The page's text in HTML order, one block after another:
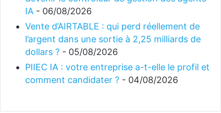
IA - 06/08/2026
Vente d’AIRTABLE : qui perd réellement de
l’argent dans une sortie à 2,25 milliards de
dollars ? - 05/08/2026
PIIEC IA : votre entreprise a-t-elle le profil et
comment candidater ? - 04/08/2026